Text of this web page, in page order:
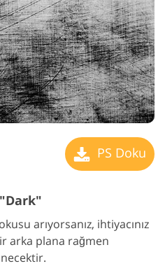
PS Doku
"Dark"
arıyorsanız, ihtiyacınız
arka plana rağmen